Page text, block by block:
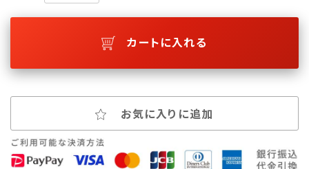
カートに入れる
お気に入りに追加